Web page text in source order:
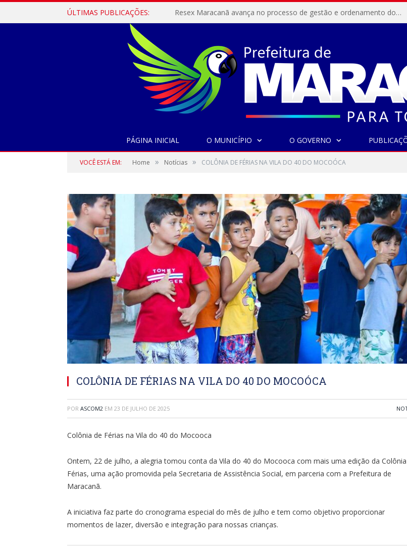
ÚLTIMAS PUBLICAÇÕES: Resex Maracanã avança no processo de gestão e ordenamento do turismo em nossas áreas protegidas.
PÁGINA INICIAL O MUNICÍPIO O GOVERNO
VOCÊ ESTÁ EM: Home » Notícias » COLÔNIA DE FÉRIAS NA VILA DO 40 DO MOCOÓCA
COLÔNIA DE FÉRIAS NA VILA DO 40 DO MOCOÓCA
POR ASCOM2 EM 23 DE JULHO DE 2025
Colônia de Férias na Vila do 40 do Mocooca
Ontem, 22 de julho, a alegria tomou conta da Vila do 40 do Mocooca com mais uma edição da
Férias, uma ação promovida pela Secretaria de Assistência Social, em parceria com a Prefeitura de
Maracanã.
A iniciativa faz parte do cronograma especial do mês de julho e tem como objetivo proporcionar
momentos de lazer, diversão e integração para nossas crianças.